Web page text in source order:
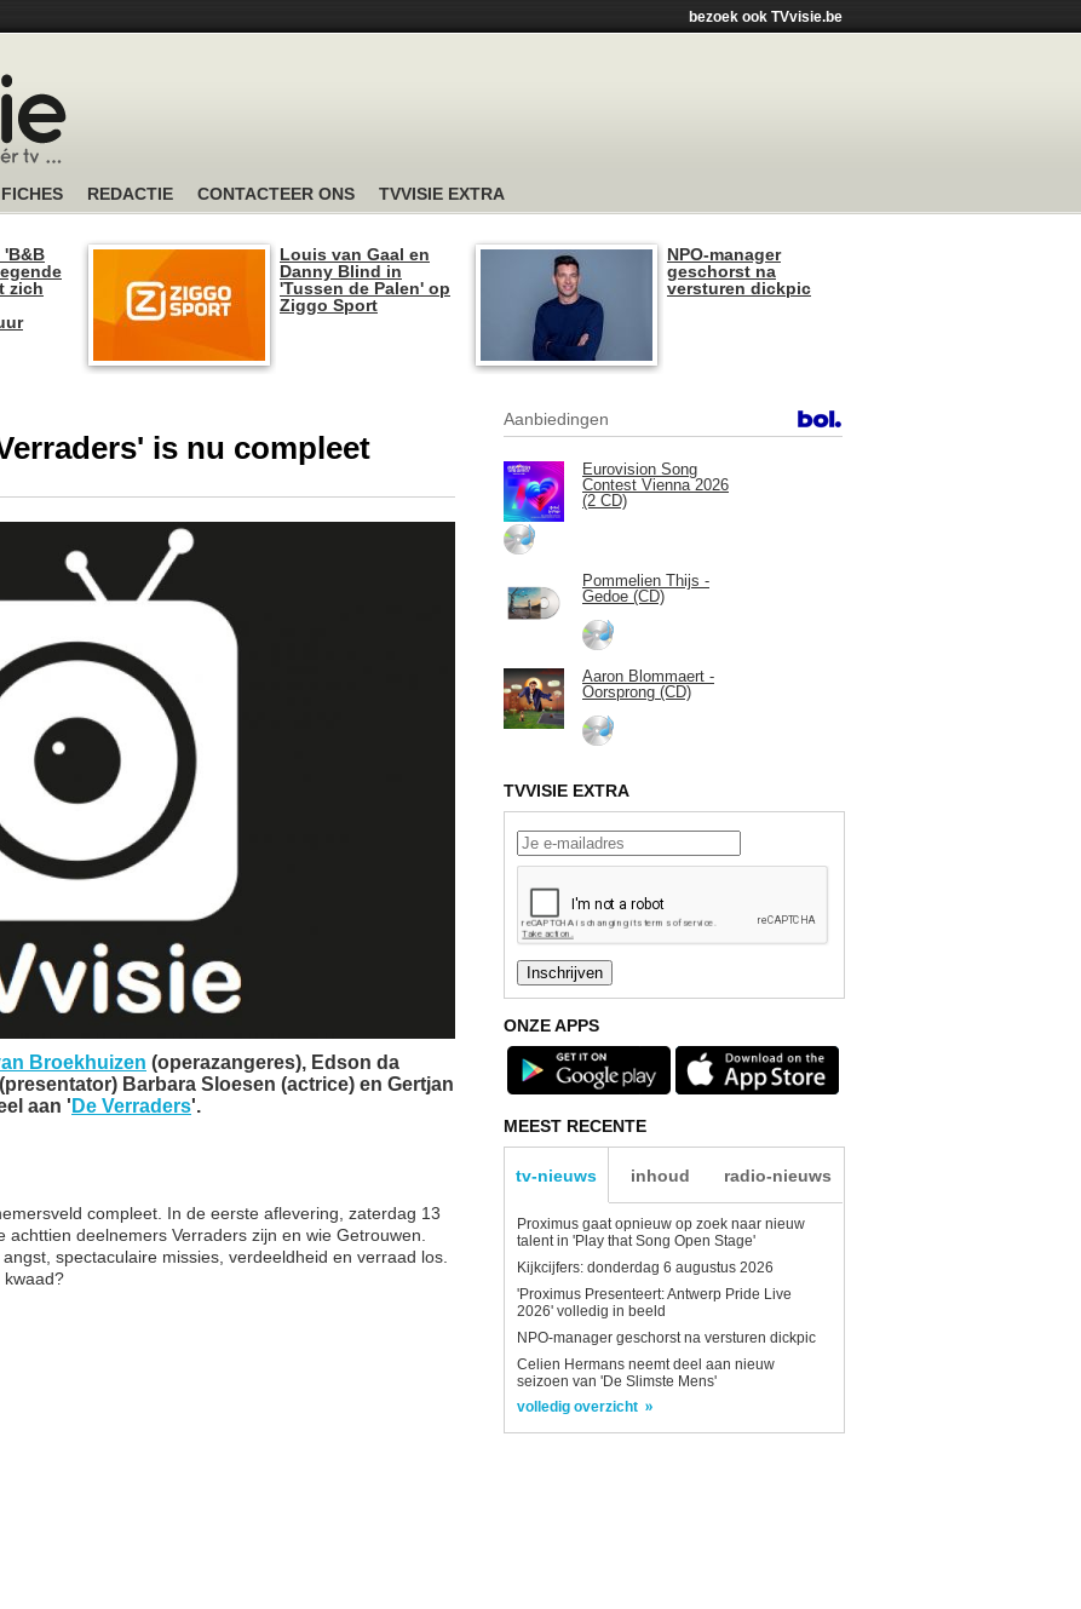
bezoek ook TVvisie.be
FICHES REDACTIE CONTACTEER ONS TVVISIE EXTRA
'B&B
zich
Louis van Gaal en
Danny Blind in
'Tussen de Palen' op
Ziggo Sport
NPO-manager
geschorst na
versturen dickpic
is nu compleet
Broekhuizen (operazangeres), Edson da
Barbara Sloesen (actrice) en Gertjan
aan ' De Verraders'.
compleet. In de eerste aflevering, zaterdag 13
deelnemers Verraders zijn en wie Getrouwen.
spectaculaire missies, verdeeldheid en verraad los.
kwaad?
Aanbiedingen
Eurovision Song
Contest Vienna 2026
(2 CD)
Pommelien Thijs -
Gedoe (CD)
Aaron Blommaert -
Oorsprong (CD)
TVVISIE EXTRA
ONZE APPS
MEEST RECENTE
tv-nieuws inhoud radio-nieuws
Proximus gaat opnieuw op zoek naar nieuw
talent in 'Play that Song Open Stage'
Kijkcijfers: donderdag 6 augustus 2026
'Proximus Presenteert: Antwerp Pride Live
2026' volledig in beeld
NPO-manager geschorst na versturen dickpic
Celien Hermans neemt deel aan nieuw
seizoen van 'De Slimste Mens'
volledig overzicht